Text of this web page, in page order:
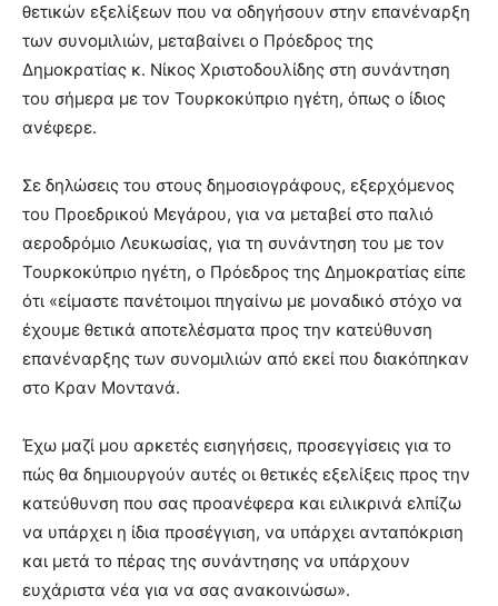
θετικών εξελίξεων που να οδηγήσουν στην επανέναρξη
των συνομιλιών, μεταβαίνει ο Πρόεδρος της
Δημοκρατίας κ. Νίκος Χριστοδουλίδης στη συνάντηση
του σήμερα με τον Τουρκοκύπριο ηγέτη, όπως ο ίδιος
ανέφερε.
Σε δηλώσεις του στους δημοσιογράφους, εξερχόμενος
του Προεδρικού Μεγάρου, για να μεταβεί στο παλιό
αεροδρόμιο Λευκωσίας, για τη συνάντηση του με τον
Τουρκοκύπριο ηγέτη, ο Πρόεδρος της Δημοκρατίας είπε
ότι «είμαστε πανέτοιμοι πηγαίνω με μοναδικό στόχο να
έχουμε θετικά αποτελέσματα προς την κατεύθυνση
επανέναρξης των συνομιλιών από εκεί που διακόπηκαν
στο Κραν Μοντανά.
Έχω μαζί μου αρκετές εισηγήσεις, προσεγγίσεις για το
πώς θα δημιουργούν αυτές οι θετικές εξελίξεις προς την
κατεύθυνση που σας προανέφερα και ειλικρινά ελπίζω
να υπάρχει η ίδια προσέγγιση, να υπάρχει ανταπόκριση
και μετά το πέρας της συνάντησης να υπάρχουν
ευχάριστα νέα για να σας ανακοινώσω».